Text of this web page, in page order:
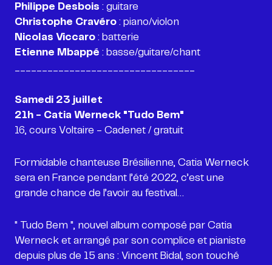
Philippe Desbois
Christophe Cravéro
Nicolas Viccaro
Etienne Mbappé : basse/guitare/chant
Samedi 23 juillet
16, cours Voltaire - Cadenet / gratuit
Formidable chanteuse Brésilienne, Catia Werneck
sera en France pendant l’été 2022, c’est une
" Tudo Bem ", nouvel album composé par Catia
Werneck et arrangé par son complice et pianiste
depuis plus de 15 ans : Vincent Bidal, son touché